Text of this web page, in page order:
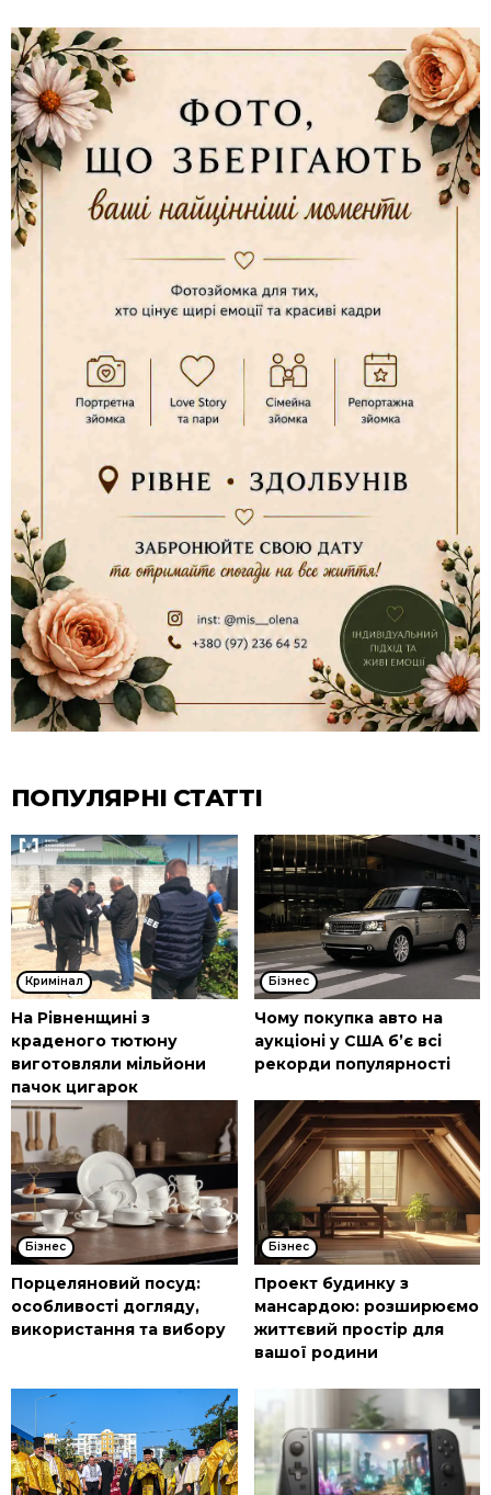
ПОПУЛЯРНІ СТАТТІ
Кримінал
На Рівненщині з
краденого тютюну
виготовляли мільйони
пачок цигарок
Бізнес
Чому покупка авто на
аукціоні у США б’є всі
рекорди популярності
Бізнес
Порцеляновий посуд:
особливості догляду,
використання та вибору
Бізнес
Проект будинку з
мансардою: розширюємо
життєвий простір для
вашої родини